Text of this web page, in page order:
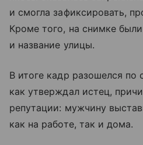
и смогла зафиксировать,
Кроме того, на снимке
и название улицы.
В итоге кадр разошелся по
как утверждал истец,
репутации: мужчину
как на работе, так и дома.